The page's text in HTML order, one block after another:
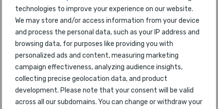
technologies to improve your experience on our website.
We may store and/or access information from your device
and process the personal data, such as your IP address and
browsing data, for purposes like providing you with
personalized ads and content, measuring marketing
campaign effectiveness, analyzing audience insights,
collecting precise geolocation data, and product
development. Please note that your consent will be valid
across all our subdomains. You can change or withdraw your
即将公布：2018 年 7 月 17 日
即将公布：2018 年 7 月 17 日
即将公布：2018 年 7 月 17 日
即将公布：2018 年 7 月 17 日
即将公布：2018 年 7 月 17 日
即将公布：2018 年 7 月 17 日
即将公布：2018 年 7 月 17 日